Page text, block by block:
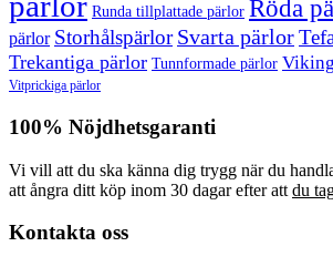
Runda tillplattade pärlor Röda
pärlor Storhålspärlor Svarta pärlor
Trekantiga pärlor Tunnformade pärlor
Vitprickiga pärlor
100% Nöjdhetsgaranti
Vi vill att du ska känna dig trygg när du
att ångra ditt köp inom 30 dagar efter att du
Kontakta oss